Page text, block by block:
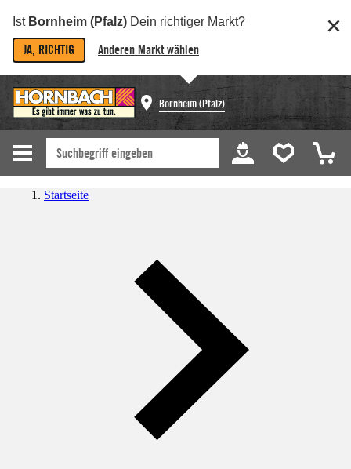
Ist Bornheim (Pfalz) Dein richtiger Markt?
JA, RICHTIG Anderen Markt wählen
Bornheim (Pfalz)
Startseite